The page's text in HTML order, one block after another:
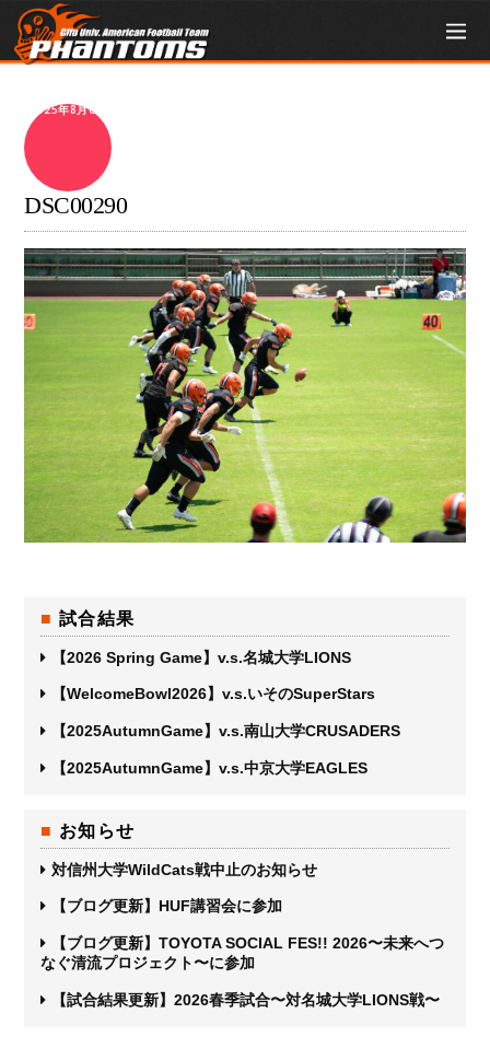
2025年8月6日
DSC00290
試合結果
【2026 Spring Game】v.s.名城大学LIONS
【WelcomeBowl2026】v.s.いそのSuperStars
【2025AutumnGame】v.s.南山大学CRUSADERS
【2025AutumnGame】v.s.中京大学EAGLES
お知らせ
対信州大学WildCats戦中止のお知らせ
【ブログ更新】HUF講習会に参加
【ブログ更新】TOYOTA SOCIAL FES!! 2026〜未来へつ
なぐ清流プロジェクト〜に参加
【試合結果更新】2026春季試合〜対名城大学LIONS戦〜